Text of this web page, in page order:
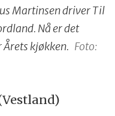
Martinsen driver Til
Nå er det
kjøkken. Foto: